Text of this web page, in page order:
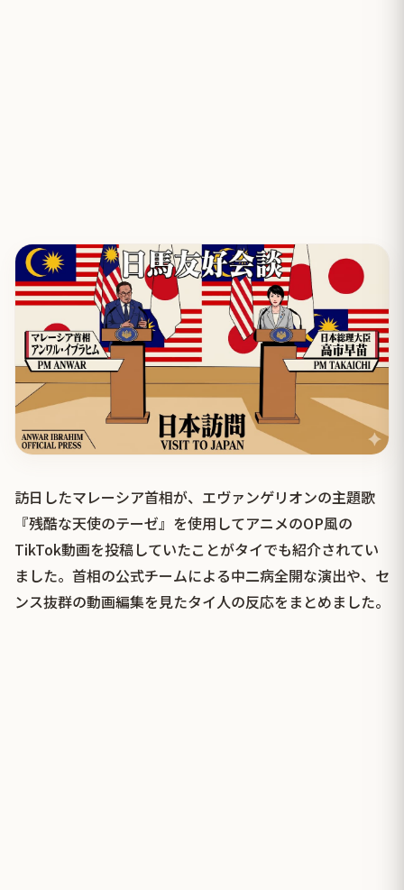
訪日したマレーシア首相が、エヴァンゲリオンの主題歌
『残酷な天使のテーゼ』を使用してアニメのOP風の
TikTok動画を投稿していたことがタイでも紹介されてい
ました。首相の公式チームによる中二病全開な演出や、セ
ンス抜群の動画編集を見たタイ人の反応をまとめました。